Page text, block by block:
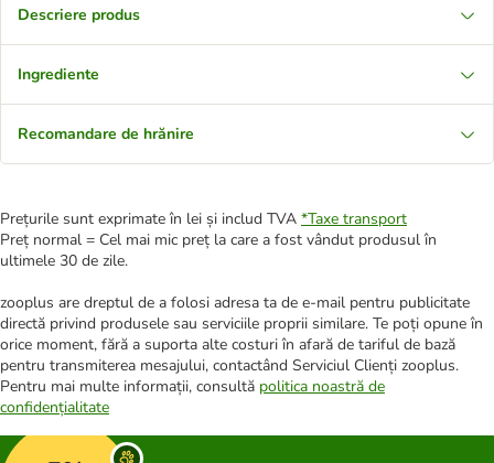
Descriere produs
Ingrediente
Recomandare de hrănire
Prețurile sunt exprimate în lei și includ TVA *Taxe transport
Preț normal = Cel mai mic preț la care a fost vândut produsul în
ultimele 30 de zile.
zooplus are dreptul de a folosi adresa ta de e-mail pentru publicitate
directă privind produsele sau serviciile proprii similare. Te poți opune în
orice moment, fără a suporta alte costuri în afară de tariful de bază
pentru transmiterea mesajului, contactând Serviciul Clienți zooplus.
Pentru mai multe informații, consultă politica noastră de
confidențialitate